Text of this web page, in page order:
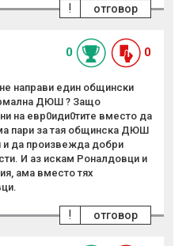
отговор
!
0 0
направи един общински
ДЮШ ? Защо
на евр0иди0тите вместо да
пари за тая общинска ДЮШ
и да произвежда добри
И аз искам Роналдовци и
ама вместо тях
отговор
!